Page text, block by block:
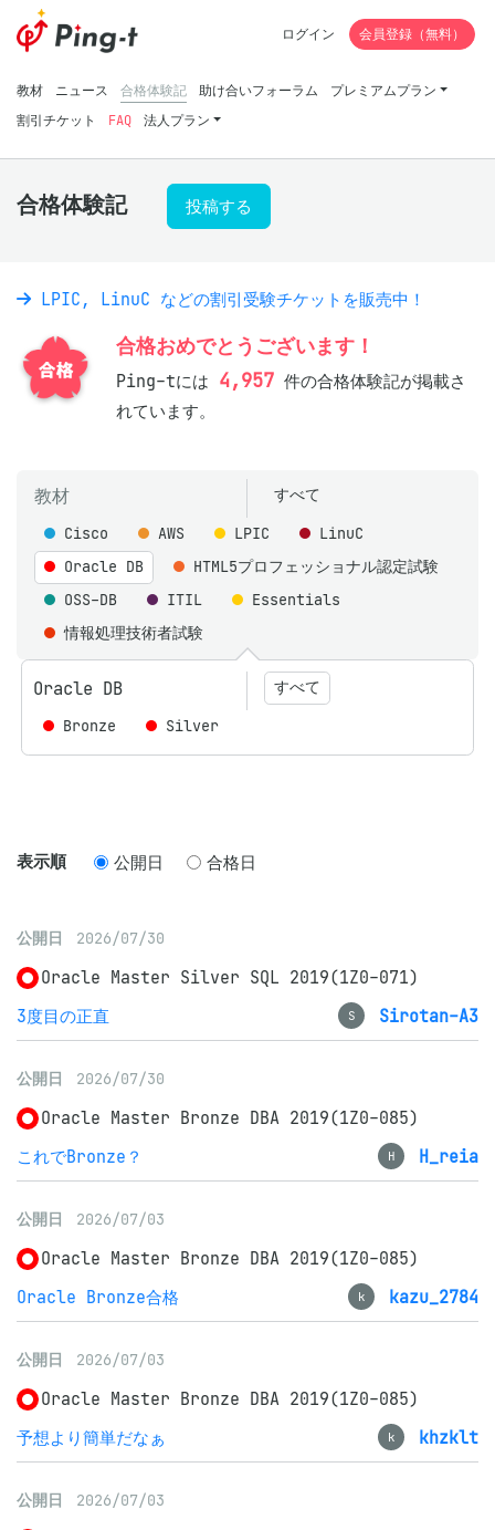
教材 ニュース 合格体験記 助け合いフォーラム
プレミアムプラン
割引チケット
FAQ 法人プラン
ログイン 会員登録（無料）
合格体験記 投稿する
LPIC, LinuC などの割引受験チケットを販売中！
合格おめでとうございます！
Ping-tには 4,957 件の合格体験記が掲載さ
れています。
教材 すべて
Cisco AWS LPIC
LinuC
Oracle DB
HTML5プロフェッショナル認定試験
OSS-DB
ITIL
Essentials
情報処理技術者試験
Oracle DB すべて
Bronze Silver
表示順 公開日 合格日
公開日 2026/07/30
Oracle Master Silver SQL 2019(1Z0-071)
3度目の正直
S Sirotan-A3
公開日 2026/07/30
Oracle Master Bronze DBA 2019(1Z0-085)
これでBronze？
H H_reia
公開日 2026/07/03
Oracle Master Bronze DBA 2019(1Z0-085)
Oracle Bronze合格
k kazu_2784
公開日 2026/07/03
Oracle Master Bronze DBA 2019(1Z0-085)
予想より簡単だなぁ
k khzklt
公開日 2026/07/03